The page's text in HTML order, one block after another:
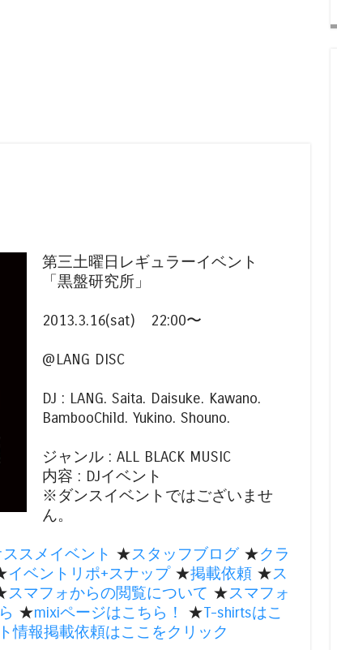
第三土曜日レギュラーイベント
「黒盤研究所」
2013.3.16(sat) 22:00〜
@LANG DISC
DJ : LANG. Saita. Daisuke. Kawano.
BambooChild. Yukino. Shouno.
ジャンル : ALL BLACK MUSIC
内容 : DJイベント
※ダンスイベントではございませ
ん。
ススメイベント ★スタッフブログ ★クラ
イベントリポ+スナップ★掲載依頼 ★ス
スマフォからの閲覧について ★スマフォ
★mixiページはこちら！ ★T-shirtsはこ
情報掲載依頼はここをクリック